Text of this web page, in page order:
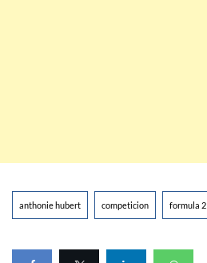
anthonie hubert competicion formula 2